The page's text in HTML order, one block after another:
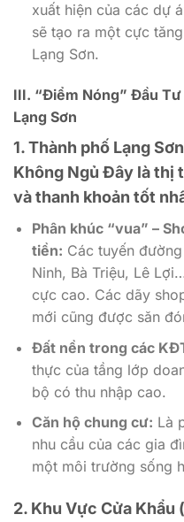
xuất hiện của các dự
sẽ tạo ra một cực
Lạng Sơn.
III. “Điểm Nóng” Đầu Tư
Lạng Sơn
1. Thành phố Lạng
Không Ngủ Đây là thị
và thanh khoản tốt
Phân khúc “vua” –
tiền: Các tuyến
Ninh, Bà Triệu, Lê
cực cao. Các dãy
mới cũng được săn
Đất nền trong các
thực của tầng lớp
bộ có thu nhập cao.
Căn hộ chung cư: Là
nhu cầu của các gia
một môi trường sống
2. Khu Vực Cửa Khẩu